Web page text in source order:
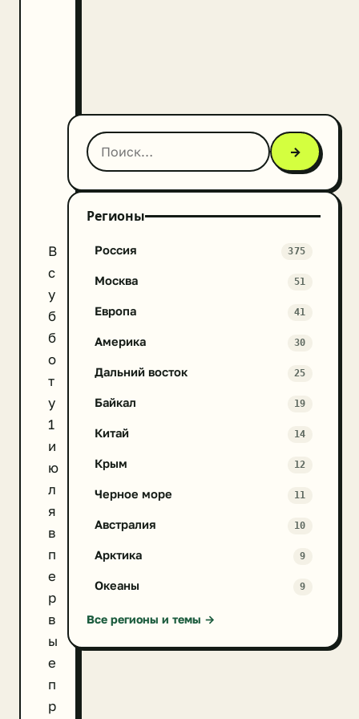
В
с
у
б
б
о
т
у
1
и
ю
л
я
в
п
е
р
в
ы
е
п
р
→
Регионы
Россия 375
Москва 51
Европа 41
Америка 30
Дальний восток 25
Байкал 19
Китай 14
Крым 12
Черное море 11
Австралия 10
Арктика 9
Океаны 9
Все регионы и темы →